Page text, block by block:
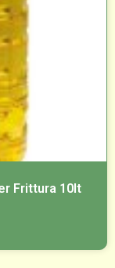
Frittura 10lt